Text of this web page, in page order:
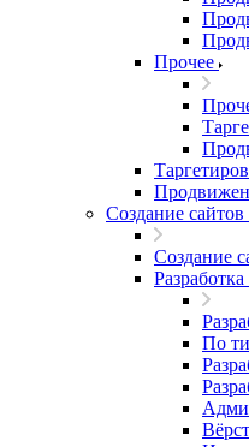
Прочее
Создание
Создание
Разработка
По